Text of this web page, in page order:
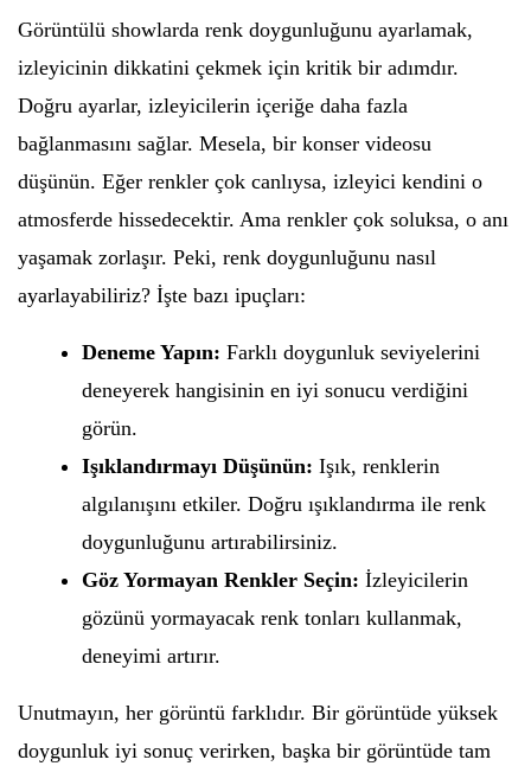
Görüntülü showlarda renk doygunluğunu ayarlamak,
izleyicinin dikkatini çekmek için kritik bir adımdır.
Doğru ayarlar, izleyicilerin içeriğe daha fazla
bağlanmasını sağlar. Mesela, bir konser videosu
düşünün. Eğer renkler çok canlıysa, izleyici kendini o
atmosferde hissedecektir. Ama renkler çok soluksa, o anı
yaşamak zorlaşır. Peki, renk doygunluğunu nasıl
ayarlayabiliriz? İşte bazı ipuçları:
Deneme Yapın: Farklı doygunluk seviyelerini
deneyerek hangisinin en iyi sonucu verdiğini
görün.
Işıklandırmayı Düşünün: Işık, renklerin
algılanışını etkiler. Doğru ışıklandırma ile renk
doygunluğunu artırabilirsiniz.
Göz Yormayan Renkler Seçin: İzleyicilerin
gözünü yormayacak renk tonları kullanmak,
deneyimi artırır.
Unutmayın, her görüntü farklıdır. Bir görüntüde yüksek
doygunluk iyi sonuç verirken, başka bir görüntüde tam